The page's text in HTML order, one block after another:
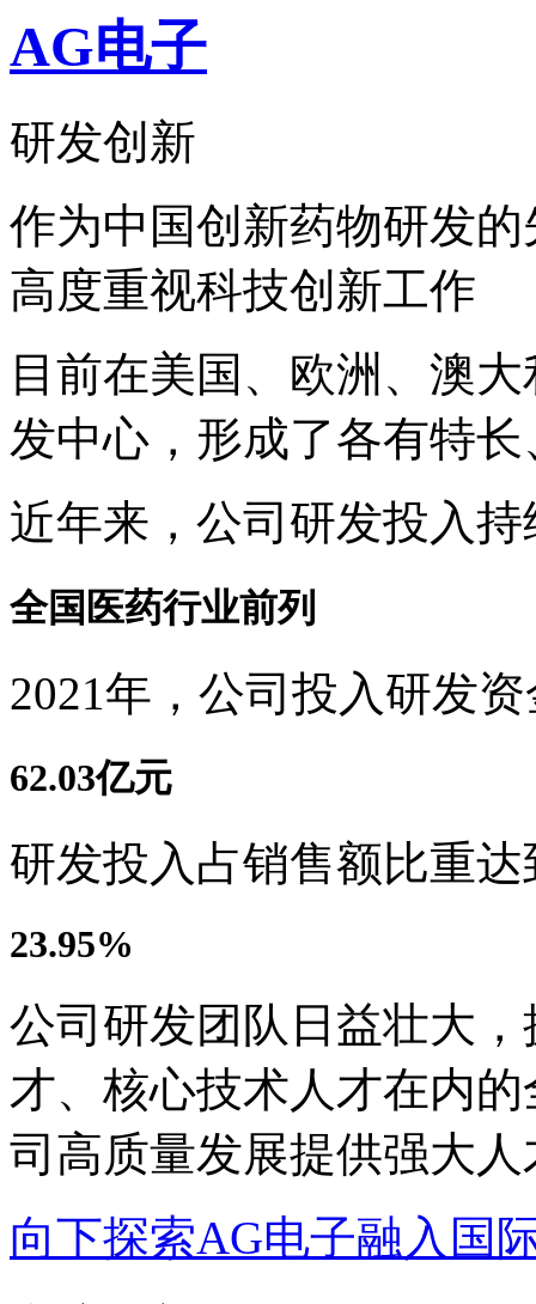
AG电子
研发创新
作为中国创新药物研发
高度重视科技创新工作
目前在美国、欧洲、澳
发中心，形成了各有特
近年来，公司研发投入持
全国医药行业前列
2021年，公司投入研发
62.03亿元
研发投入占销售额比重达
23.95%
公司研发团队日益壮大
才、核心技术人才在内
司高质量发展提供强大人
向下探索AG电子融入国